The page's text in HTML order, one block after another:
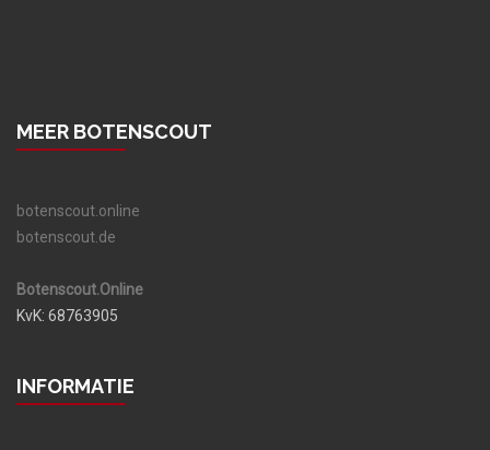
MEER BOTENSCOUT
botenscout.online
botenscout.de
Botenscout.Online
KvK: 68763905
INFORMATIE